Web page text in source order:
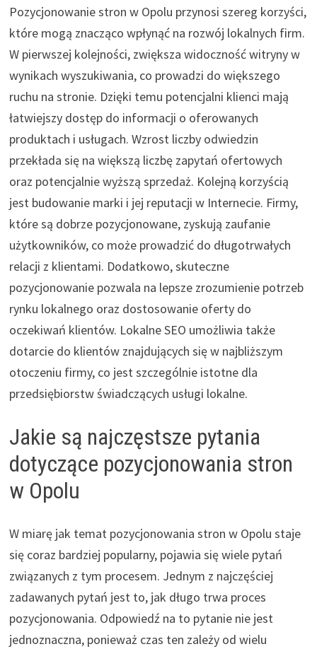
Pozycjonowanie stron w Opolu przynosi szereg korzyści,
które mogą znacząco wpłynąć na rozwój lokalnych firm.
W pierwszej kolejności, zwiększa widoczność witryny w
wynikach wyszukiwania, co prowadzi do większego
ruchu na stronie. Dzięki temu potencjalni klienci mają
łatwiejszy dostęp do informacji o oferowanych
produktach i usługach. Wzrost liczby odwiedzin
przekłada się na większą liczbę zapytań ofertowych
oraz potencjalnie wyższą sprzedaż. Kolejną korzyścią
jest budowanie marki i jej reputacji w Internecie. Firmy,
które są dobrze pozycjonowane, zyskują zaufanie
użytkowników, co może prowadzić do długotrwałych
relacji z klientami. Dodatkowo, skuteczne
pozycjonowanie pozwala na lepsze zrozumienie potrzeb
rynku lokalnego oraz dostosowanie oferty do
oczekiwań klientów. Lokalne SEO umożliwia także
dotarcie do klientów znajdujących się w najbliższym
otoczeniu firmy, co jest szczególnie istotne dla
przedsiębiorstw świadczących usługi lokalne.
Jakie są najczęstsze pytania
dotyczące pozycjonowania stron
w Opolu
W miarę jak temat pozycjonowania stron w Opolu staje
się coraz bardziej popularny, pojawia się wiele pytań
związanych z tym procesem. Jednym z najczęściej
zadawanych pytań jest to, jak długo trwa proces
pozycjonowania. Odpowiedź na to pytanie nie jest
jednoznaczna, ponieważ czas ten zależy od wielu